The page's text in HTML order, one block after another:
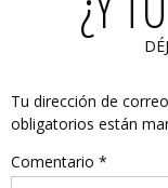
Tu dirección de
obligatorios están
Comentario *